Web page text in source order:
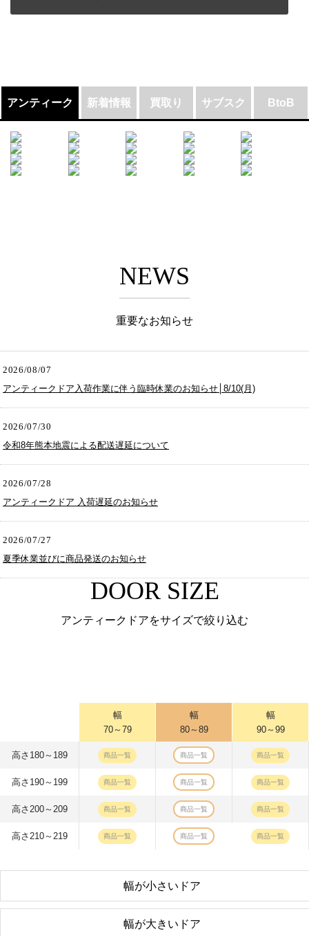
アンティーク 新着情報 買取り サブスク BtoB
NEWS
重要なお知らせ
2026/08/07
アンティークドア入荷作業に伴う臨時休業のお知らせ│8/10(月)
2026/07/30
令和8年熊本地震による配送遅延について
2026/07/28
アンティークドア 入荷遅延のお知らせ
2026/07/27
夏季休業並びに商品発送のお知らせ
DOOR SIZE
アンティークドアをサイズで絞り込む
幅
70～79
幅
80～89
幅
90～99
高さ180～189 商品一覧 商品一覧 商品一覧
高さ190～199 商品一覧 商品一覧 商品一覧
高さ200～209 商品一覧 商品一覧 商品一覧
高さ210～219 商品一覧 商品一覧 商品一覧
幅が小さいドア
幅が大きいドア